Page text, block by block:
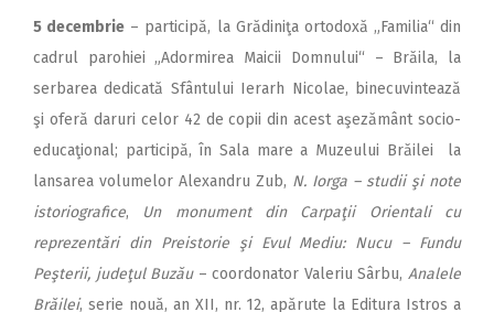
5 decembrie – participă, la Grădiniţa ortodoxă „Familia“ din
cadrul parohiei „Adormirea Maicii Domnului“ – Brăila, la
serbarea dedicată Sfântului Ierarh Nicolae, binecuvintează
şi oferă daruri celor 42 de copii din acest aşezământ socio-
educaţional; participă, în Sala mare a Muzeului Brăilei la
lansarea volumelor Alexandru Zub, N. Iorga – studii şi note
istoriografice, Un monument din Carpaţii Orientali cu
reprezentări din Preistorie şi Evul Mediu: Nucu – Fundu
Peşterii, judeţul Buzău – coordonator Valeriu Sârbu,Analele
Brăilei, serie nouă, an XII, nr. 12, apărute la Editura Istros a